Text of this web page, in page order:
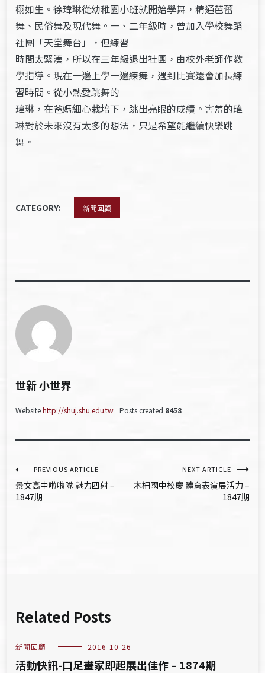
栩如生。徐瑋琳從幼稚園小班就開始學舞，精通芭蕾
舞、民俗舞及現代舞。一、二年級時，曾加入學校舞蹈
社團「天堂舞台」，但練習
時間太緊湊，所以在三年級退出社團，由校外老師作教
學指導。現在一邊上學一邊練舞，遇到比賽還會加長練
習時間。從小熱愛跳舞的
瑋琳，在爸媽細心栽培下，跳出亮眼的成績。害羞的瑋
琳對於未來沒有太多的想法，只是希望能繼續快樂跳
舞。
CATEGORY: 新聞回顧
世新 小世界
Websitehttp://shuj.shu.edu.tw Posts created 8458
文
章
PREVIOUS ARTICLE
景文高中啦啦隊 魅力四射 –
1847期
NEXT ARTICLE
木柵國中校慶 體育表演展活力 –
1847期
Related Posts
新聞回顧 2016-10-26
活動快訊-口足畫家即起展出佳作 – 1874期